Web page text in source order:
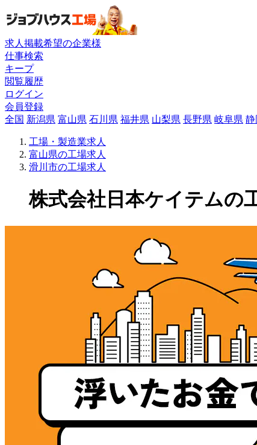
求人掲載希望の企業様
仕事検索
キープ
閲覧履歴
ログイン
会員登録
全国 新潟県 富山県 石川県 福井県 山梨県 長野県 岐阜県 静
工場・製造業求人
富山県の工場求人
滑川市の工場求人
株式会社日本ケイテムの